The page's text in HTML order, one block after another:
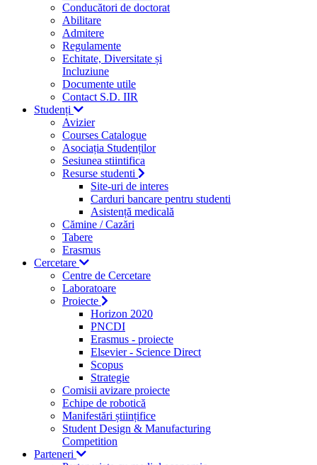
Conducători de doctorat
Abilitare
Admitere
Regulamente
Echitate, Diversitate și
Incluziune
Documente utile
Contact S.D. IIR
Studenți
Avizier
Courses Catalogue
Asociația Studenților
Sesiunea stiintifica
Resurse studenti
Site-uri de interes
Carduri bancare pentru studenti
Asistență medicală
Cămine / Cazări
Tabere
Erasmus
Cercetare
Centre de Cercetare
Laboratoare
Proiecte
Horizon 2020
PNCDI
Erasmus - proiecte
Elsevier - Science Direct
Scopus
Strategie
Comisii avizare proiecte
Echipe de robotică
Manifestări științifice
Student Design & Manufacturing
Competition
Parteneri